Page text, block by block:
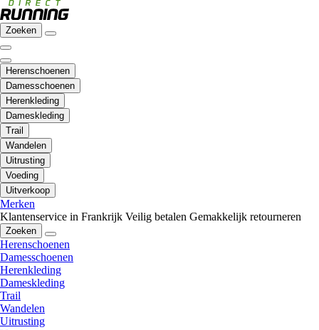
Zoeken
Herenschoenen
Damesschoenen
Herenkleding
Dameskleding
Trail
Wandelen
Uitrusting
Voeding
Uitverkoop
Merken
Klantenservice in Frankrijk Veilig betalen Gemakkelijk retourneren
Zoeken
Herenschoenen
Damesschoenen
Herenkleding
Dameskleding
Trail
Wandelen
Uitrusting